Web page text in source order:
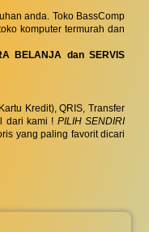
anda. Toko BassComp
komputer termurah dan
BELANJA dan SERVIS
Kredit), QRIS, Transfer
dari kami ! PILIH SENDIRI
yang paling favorit dicari